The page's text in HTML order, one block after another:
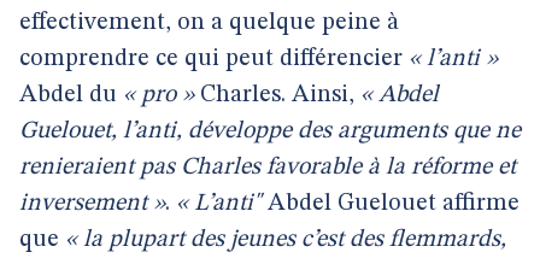
effectivement, on a quelque peine à
comprendre ce qui peut différencier « l’anti »
Abdel du « pro » Charles. Ainsi, « Abdel
Guelouet, l’anti, développe des arguments que ne
renieraient pas Charles favorable à la réforme et
inversement ». « L’anti" Abdel Guelouet affirme
que « la plupart des jeunes c’est des flemmards,